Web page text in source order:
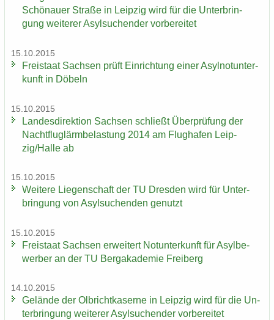
Schö­nau­er Stra­ße in Leip­zig wird für die Un­ter­brin­
gung wei­te­rer Asyl­su­chen­der vor­be­rei­tet
15.10.2015
Frei­staat Sach­sen prüft Ein­rich­tung einer Asyl­not­un­ter­
kunft in Dö­beln
15.10.2015
Lan­des­di­rek­ti­on Sach­sen schließt Über­prü­fung der
Nacht­flug­lärm­be­las­tung 2014 am Flug­ha­fen Leip­
zig/Halle ab
15.10.2015
Wei­te­re Lie­gen­schaft der TU Dres­den wird für Un­ter­
brin­gung von Asyl­su­chen­den ge­nutzt
15.10.2015
Frei­staat Sach­sen er­wei­tert Not­un­ter­kunft für Asyl­be­
wer­ber an der TU Berg­aka­de­mie Frei­berg
14.10.2015
Ge­län­de der Ol­bricht­ka­ser­ne in Leip­zig wird für die Un­
ter­brin­gung wei­te­rer Asyl­su­chen­der vor­be­rei­tet